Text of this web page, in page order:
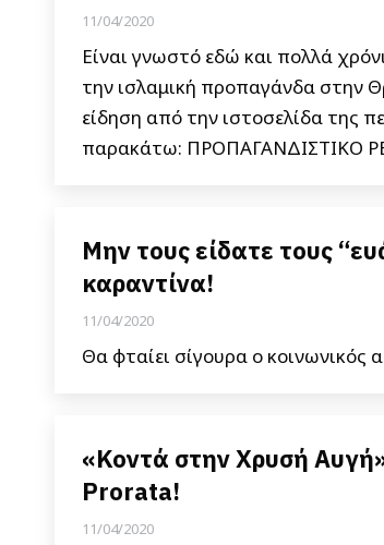
11/04/2020
Είναι γνωστό εδώ και πολλά
την ισλαμική προπαγάνδα στην
είδηση από την ιστοσελίδα της
παρακάτω: ΠΡΟΠΑΓΑΝΔΙΣΤΙΚΟ
Μην τους είδατε τους
καραντίνα!
11/04/2020
Θα φταίει σίγουρα ο κοινωνικός
«Κοντά στην Χρυσή
Prorata!
11/04/2020